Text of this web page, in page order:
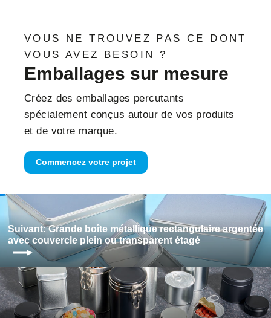
VOUS NE TROUVEZ PAS CE DONT
VOUS AVEZ BESOIN ?
Emballages sur mesure
Créez des emballages percutants
spécialement conçus autour de vos produits
et de votre marque.
Commencez votre projet
Suivant: Grande boîte métallique rectangulaire argentée
avec couvercle plein ou transparent étagé